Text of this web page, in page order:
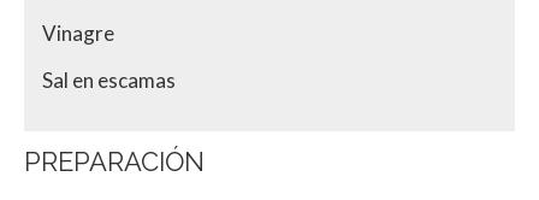
Vinagre
Sal en escamas
PREPARACIÓN